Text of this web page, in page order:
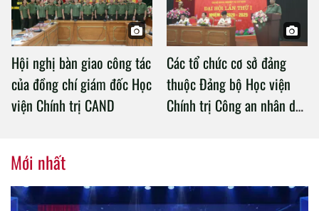
Hội nghị bàn giao công tác
của đồng chí giám đốc Học
viện Chính trị CAND
Các tổ chức cơ sở đảng
thuộc Đảng bộ Học viện
Chính trị Công an nhân dân
Mới nhất